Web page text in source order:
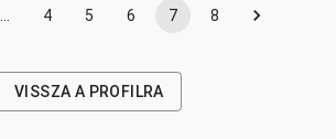
… 4 5 6 7 8
VISSZA A PROFILRA